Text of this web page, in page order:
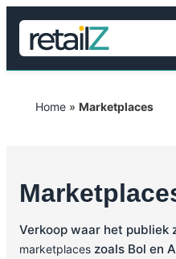
Home » Marketplaces
Verkoop waar het publiek
marketplaces zoals Bol en